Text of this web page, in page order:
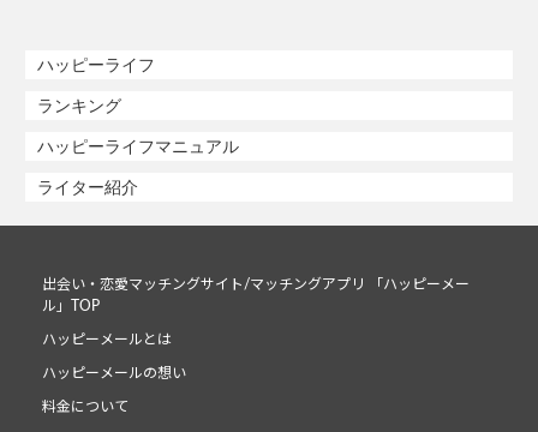
ハッピーライフ
ランキング
ハッピーライフマニュアル
ライター紹介
出会い・恋愛マッチングサイト/マッチングアプリ 「ハッピーメー
ル」TOP
ハッピーメールとは
ハッピーメールの想い
料金について